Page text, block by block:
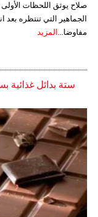
صلاح يوثق اللحظات
الجماهير التي تنتظره بعد
مفاوضا... المزيد
ستة بدائل